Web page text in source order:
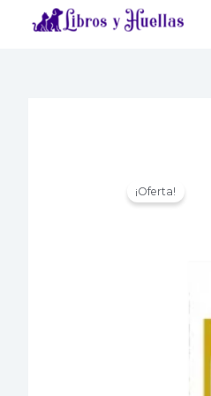
¡Oferta!